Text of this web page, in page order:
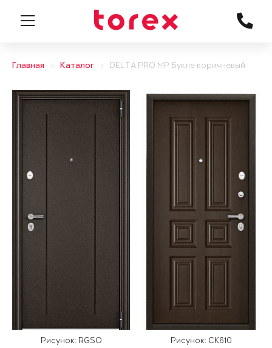
Главная Каталог DELTA PRO MP Букле коричневый
Рисунок: RGSO Рисунок: СК610